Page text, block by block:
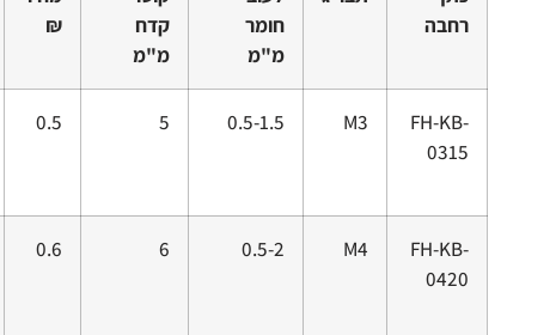
רחבה
חומר
מ"מ
קדח
מ"מ
₪
FH-KB-
0315
M3
0.5-1.5
5
0.5
FH-KB-
0420
M4
0.5-2
6
0.6